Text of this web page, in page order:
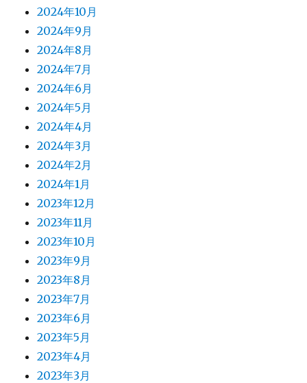
2024年10月
2024年9月
2024年8月
2024年7月
2024年6月
2024年5月
2024年4月
2024年3月
2024年2月
2024年1月
2023年12月
2023年11月
2023年10月
2023年9月
2023年8月
2023年7月
2023年6月
2023年5月
2023年4月
2023年3月